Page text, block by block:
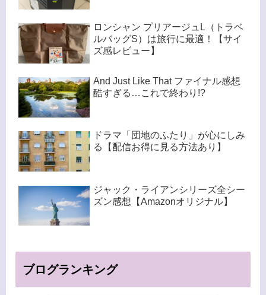
ロンシャン プリアージュL（トラベ
ルバッグS）は旅行に最適！【サイ
ズ感レビュー】
And Just Like That ファイナル感想
酷すぎる…これで終わり!?
ドラマ「団地のふたり」が心にしみ
る【配信お得に見る方法あり】
ジャック・ライアンシリーズ全シー
ズン感想【Amazonオリジナル】
ブログランキング